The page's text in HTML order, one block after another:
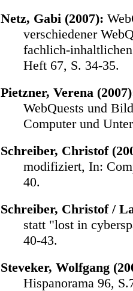
Netz, Gabi (2007):
verschiedener
fachlich-
Heft 67, S. 34-35.
Pietzner, Verena
WebQuests und
Computer und
Schreiber, Christof
modifiziert, In:
40.
Schreiber, Christof /
statt "lost in
40-43.
Steveker, Wolfgang
Hispanorama 96,